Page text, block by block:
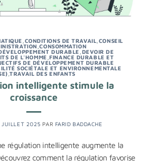
CONDITIONS DE TRAVAIL CONSEIL
,CONSOMMATION
DURABLE DEVOIR DE
DE L'HOMME ,FINANCE DURABLE ET
DE DÉVELOPPEMENT DURABLE
SOCIÉTALE ET ENVIRONNEMENTALE
,TRAVAIL DES ENFANTS
intelligente stimule la
croissance
JUILLET 2025 PAR FARID BADDACHE
régulation intelligente augmente la
comment la régulation favorise